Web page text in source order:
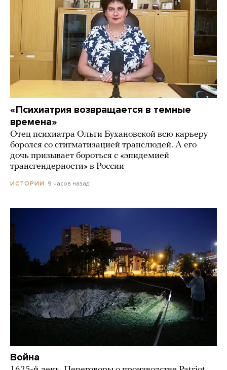
«Психиатрия возвращается в темные
времена»
Отец психиатра Ольги Бухановской всю карьеру
боролся со стигматизацией транслюдей. А его
дочь призывает бороться с «эпидемией
трансгендерности» в России
ИСТОРИИ 9 часов назад
Война